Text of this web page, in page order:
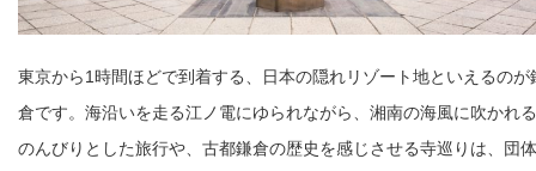
東京から1時間ほどで到着する、日本の隠れリゾート地といえるのが
倉です。海沿いを走る江ノ電にゆられながら、湘南の海風に吹かれる
のんびりとした旅行や、古都鎌倉の歴史を感じさせる寺巡りは、団体